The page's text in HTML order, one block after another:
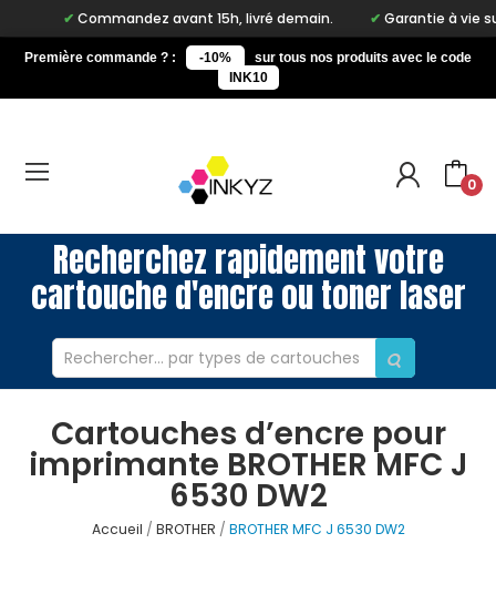
Commandez avant 15h, livré demain. Garantie à vie sur
Première commande ? : -10%
sur tous nos produits avec le code
INK10
0
Recherchez rapidement votre
cartouche d'encre ou toner laser
Cartouches d’encre pour
imprimante BROTHER MFC J
6530 DW2
Accueil BROTHER BROTHER MFC J 6530 DW2